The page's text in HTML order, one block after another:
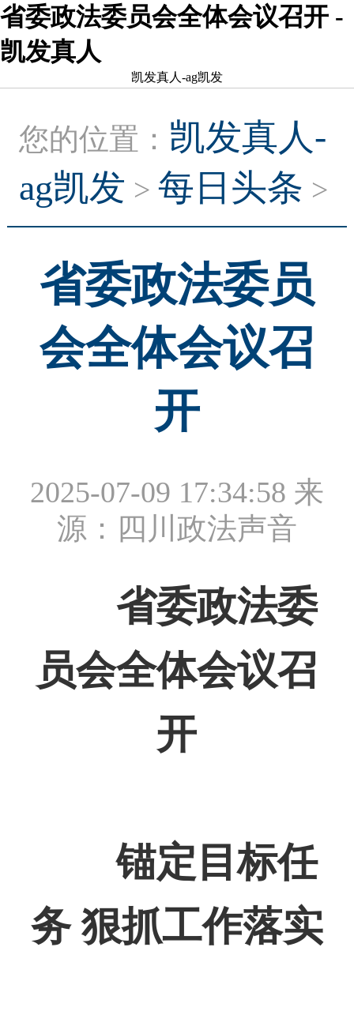
省委政法委员会全体会议召开 -
凯发真人
凯发真人-ag凯发
您的位置： 凯发真人-
ag凯发 >每日头条 >
省委政法委员
会全体会议召
开
2025-07-09 17:34:58 来
源：四川政法声音
省委政法委
员会全体会议召
开
锚定目标任
务 狠抓工作落实